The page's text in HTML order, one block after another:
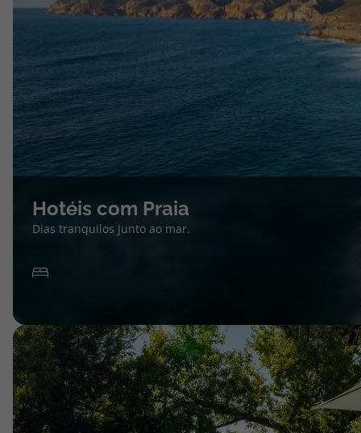
Hotéis com Praia
Dias tranquilos junto ao mar.